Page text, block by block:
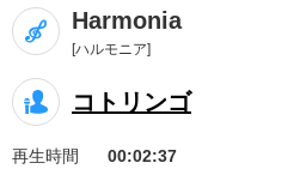
ユーザー検索
キャンペーン
お知らせ よくあるご質問
Harmonia
[ハルモニア]
コトリンゴ
再生時間
00:02:37